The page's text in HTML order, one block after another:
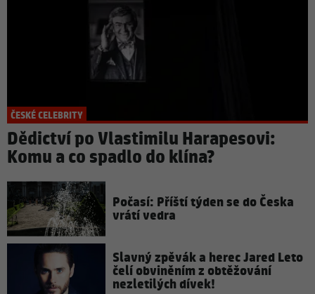
ČESKÉ CELEBRITY
Dědictví po Vlastimilu Harapesovi:
Komu a co spadlo do klína?
Počasí: Příští týden se do Česka
vrátí vedra
Slavný zpěvák a herec Jared Leto
čelí obviněním z obtěžování
nezletilých dívek!